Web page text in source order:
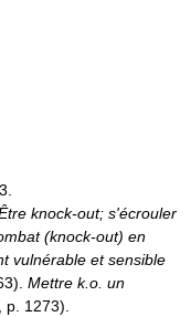
knock-out; s'écrouler
(knock-out) en
vulnérable et sensible
Mettre k.o. un
p. 1273).